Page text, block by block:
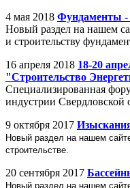
4 мая 2018 Фундаменты -
Новый раздел на нашем
и строительству
16 апреля 2018 18-20
"Строительство
Специализированная
индустрии Свердловской
9 октября 2017
Новый раздел на нашем
строительстве.
20 сентября 2017
Новый раздел на нашем